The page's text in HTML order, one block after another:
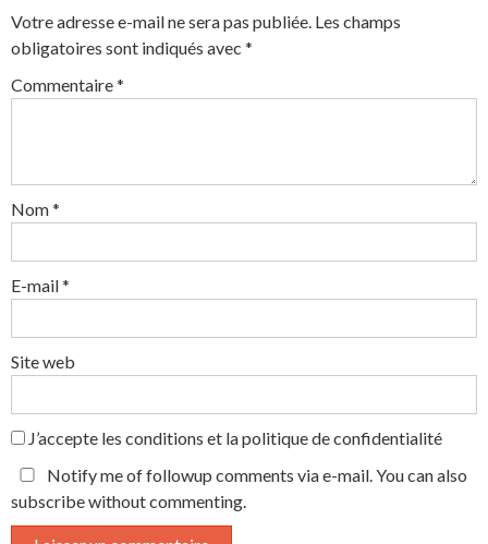
Votre adresse e-mail ne sera pas publiée. Les champs
obligatoires sont indiqués avec *
Commentaire*
Nom*
E-mail*
Site web
J’accepte les conditions et la politique de confidentialité
Notify me of followup comments via e-mail. You can also
subscribewithout commenting.